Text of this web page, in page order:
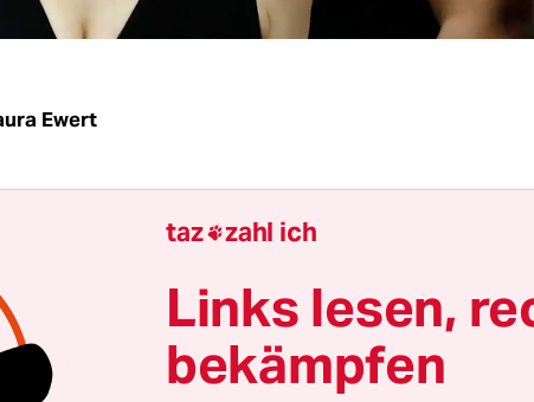
Ewert
Traum, der zum amerikanischen
gründlich genug Teller wäscht, der kann es
zum
big investment, alles ist möglich – das war
millennials.
Doch heute ist das alles etwas
soziale Mobilität? Der Traum hat heute einen
it till you make it.
taz zahl ich
Links lesen,
bekämpfen